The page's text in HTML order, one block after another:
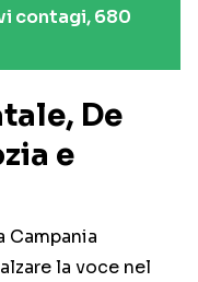
contagi, 680
De
e
Campania
la voce nel